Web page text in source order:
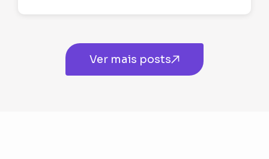
Ver mais posts